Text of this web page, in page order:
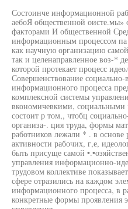
Состоинче информационной
аебоЯ общественной оисте.мы»
факторами И общественной
информационным процессом па
как научную организацию
так и целенаправленное воз-*
которой протекает процесс
Совершенствование социально-
информационного процесса
комплексной системы
вкономичевкими, социальными
состоит р том,, чтобц
организа-. ция труда, формы
работников лежали * . в основе
активности рабочих, г,е,
быть присуще самой
управления информационно-
трудовом коллективе
сфере отразились на каждом
информационного процесса, в
конкретные формы проявления